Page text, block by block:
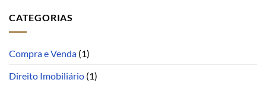
CATEGORIAS
Compra e Venda (1)
Direito Imobiliário (1)